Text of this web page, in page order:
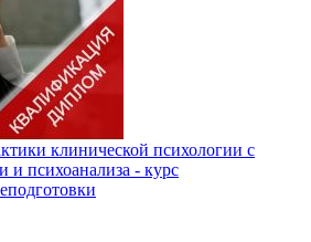
клинической психологии с
и психоанализа - курс